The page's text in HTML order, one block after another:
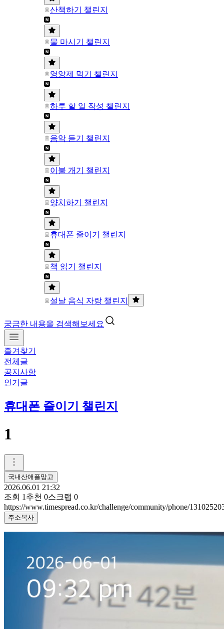
산책하기 챌린지
물 마시기 챌린지
영양제 먹기 챌린지
하루 할 일 작성 챌린지
음악 듣기 챌린지
이불 개기 챌린지
양치하기 챌린지
휴대폰 줄이기 챌린지
책 읽기 챌린지
설날 음식 자랑 챌린지
궁금한 내용을 검색해보세요
즐겨찾기
전체글
공지사항
인기글
휴대폰 줄이기 챌린지
1
국내산애플망고
2026.06.01 21:32
조회 1 추천 0스크랩 0
https://www.timespread.co.kr/challenge/community/phone/
주소복사